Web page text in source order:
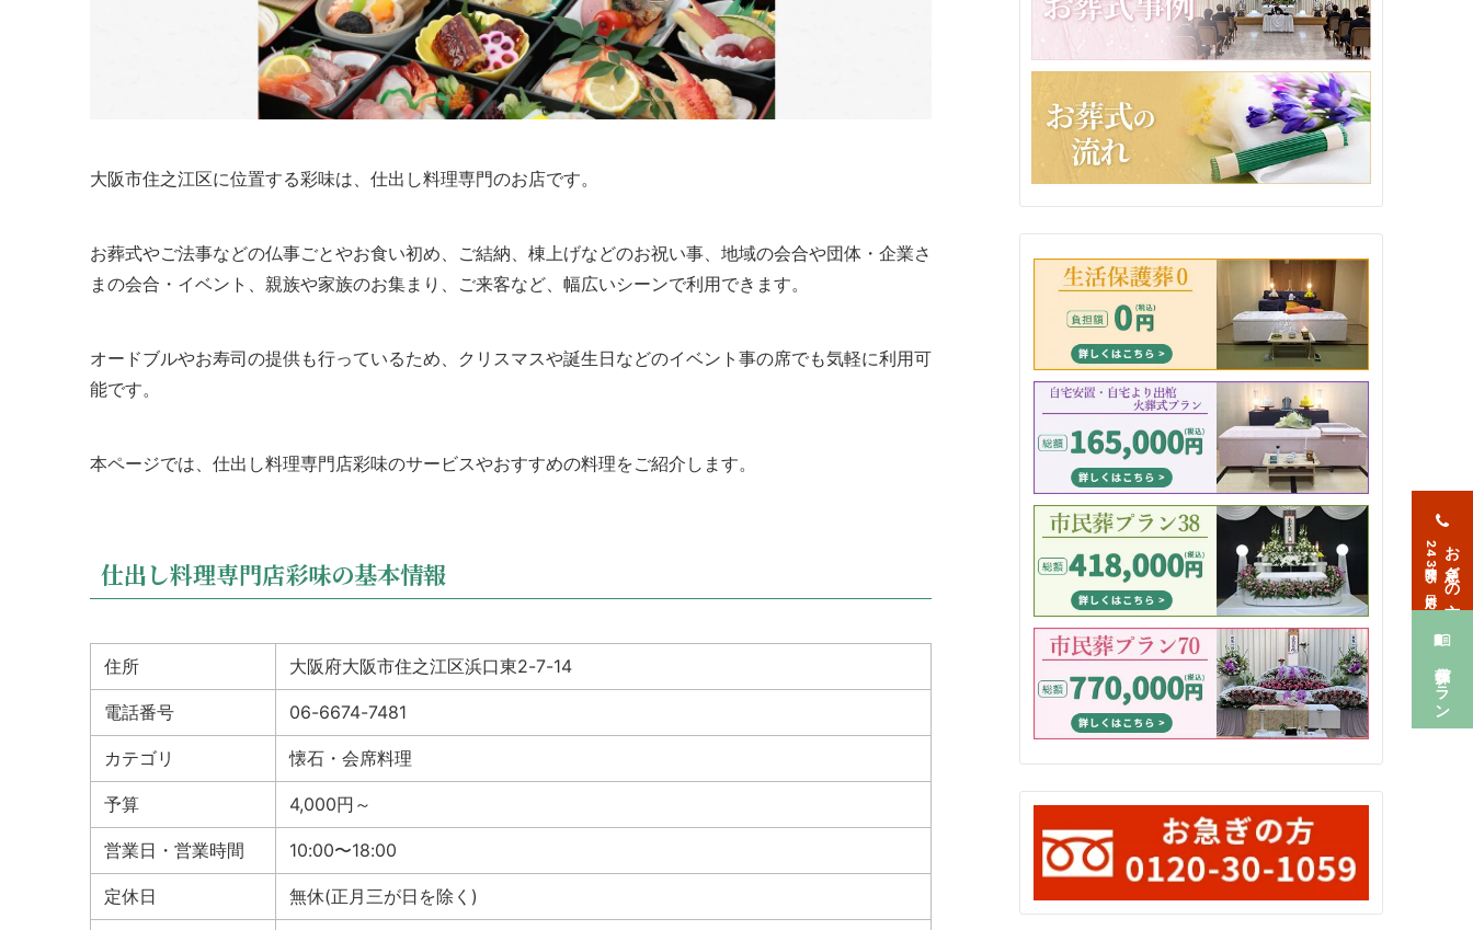
大阪市住之江区に位置する彩味は、仕出し料理専門のお店です。
お葬式やご法事などの仏事ごとやお食い初め、ご結納、棟上げなどのお祝い事、地域の会合や団体・企業さ
まの会合・イベント、親族や家族のお集まり、ご来客など、幅広いシーンで利用できます。
オードブルやお寿司の提供も行っているため、クリスマスや誕生日などのイベント事の席でも気軽に利用可
能です。
本ページでは、仕出し料理専門店彩味のサービスやおすすめの料理をご紹介します。
仕出し料理専門店彩味の基本情報
住所 大阪府大阪市住之江区浜口東2-7-14
電話番号 06-6674-7481
カテゴリ 懐石・会席料理
予算 4,000円～
営業日・営業時間 10:00〜18:00
定休日 無休(正月三が日を除く)
お急ぎの方
24時間365日対応
葬儀プラン